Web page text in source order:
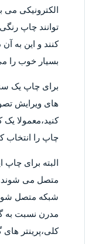
الکترونیکی می
توانند چاپ
بسیار خوب را
برای چاپ یک
های ویرایش
کنید،معمولا
چاپ را انتخاب
متصل می
شبکه متصل
مدرن نسبت به
کلی،پرینتر